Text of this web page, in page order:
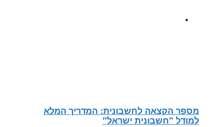
מספר הקצאה לחשבונית: המדריך המלא
למודל "חשבונית ישראל"